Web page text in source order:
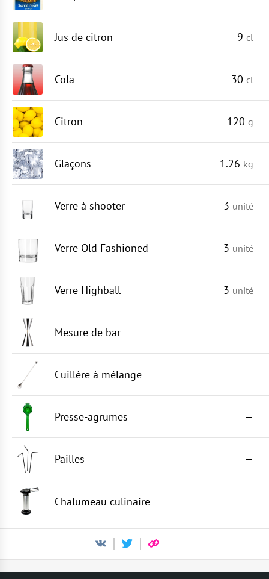
Jus de citron 9 cl
Cola 30 cl
Citron 120 g
Glaçons 1.26 kg
Verre à shooter 3 unité
Verre Old Fashioned 3 unité
Verre Highball 3 unité
Mesure de bar —
Cuillère à mélange —
Presse-agrumes —
Pailles —
Chalumeau culinaire —